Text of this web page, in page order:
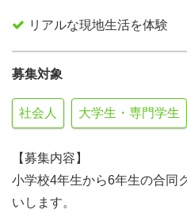
リアルな現地生活を体験
募集対象
社会人 大学生・専門学生
【募集内容】
小学校4年生から6年生の合同
いします。